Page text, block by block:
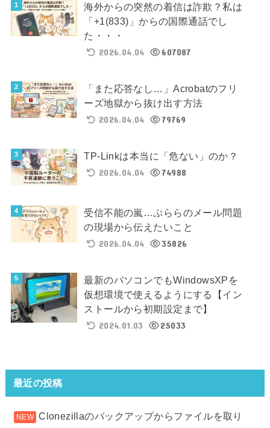
海外からの突然の着信は詐欺？私は
「+1(833)」からの国際通話でし
た・・・
2026.04.04
607087
「また応答なし…」Acrobatのフリ
ーズ地獄から抜け出す方法
2026.04.04
79769
TP-Linkは本当に「危ない」のか？
2026.04.04
74988
受信不能の嵐…ぷららのメール問題
の現場から伝えたいこと
2026.04.04
35826
最新のパソコンでもWindowsXPを
仮想環境で使えるようにする【イン
ストールから初期設定まで】
2024.01.03
25033
最近の投稿
Clonezillaのバックアップからファイルを取り